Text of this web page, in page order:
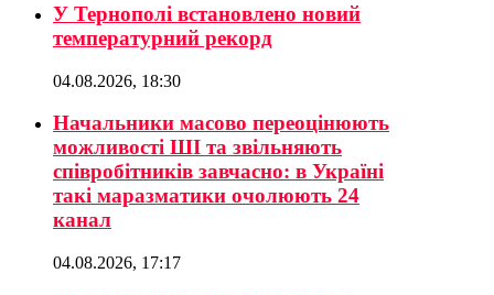
У Тернополі встановлено новий
температурний рекорд
04.08.2026, 18:30
Начальники масово переоцінюють
можливості ШІ та звільняють
співробітників завчасно: в Україні
такі маразматики очолюють 24
канал
04.08.2026, 17:17